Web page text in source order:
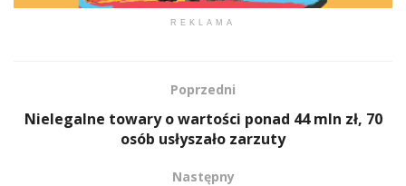
REKLAMA
Poprzedni
Nielegalne towary o wartości ponad 44 mln zł, 70
osób usłyszało zarzuty
Następny